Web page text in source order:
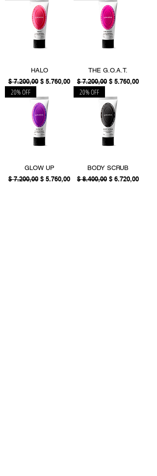
HALO
Precio
$ 7.200,00 Precio de oferta
$ 5.760,00
THE G.O.A.T.
Precio
$ 7.200,00 Precio de oferta
$ 5.760,00
20% OFF
GLOW UP
Precio
$ 7.200,00 Precio de oferta
$ 5.760,00
20% OFF
BODY SCRUB
Precio
$ 8.400,00 Precio de oferta
$ 6.720,00